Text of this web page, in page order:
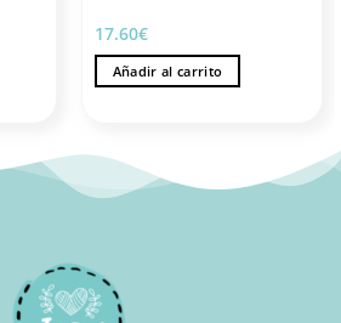
17.60€
Añadir al carrito